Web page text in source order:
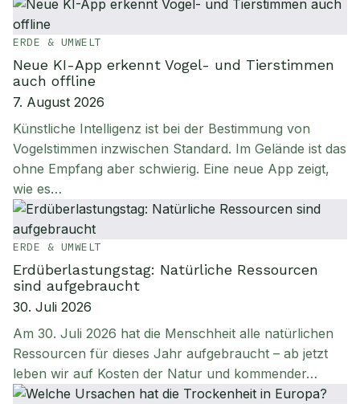
ERDE & UMWELT
Neue KI-App erkennt Vogel- und Tierstimmen
auch offline
7. August 2026
Künstliche Intelligenz ist bei der Bestimmung von
Vogelstimmen inzwischen Standard. Im Gelände ist das
ohne Empfang aber schwierig. Eine neue App zeigt,
wie es…
ERDE & UMWELT
Erdüberlastungstag: Natürliche Ressourcen
sind aufgebraucht
30. Juli 2026
Am 30. Juli 2026 hat die Menschheit alle natürlichen
Ressourcen für dieses Jahr aufgebraucht – ab jetzt
leben wir auf Kosten der Natur und kommender…